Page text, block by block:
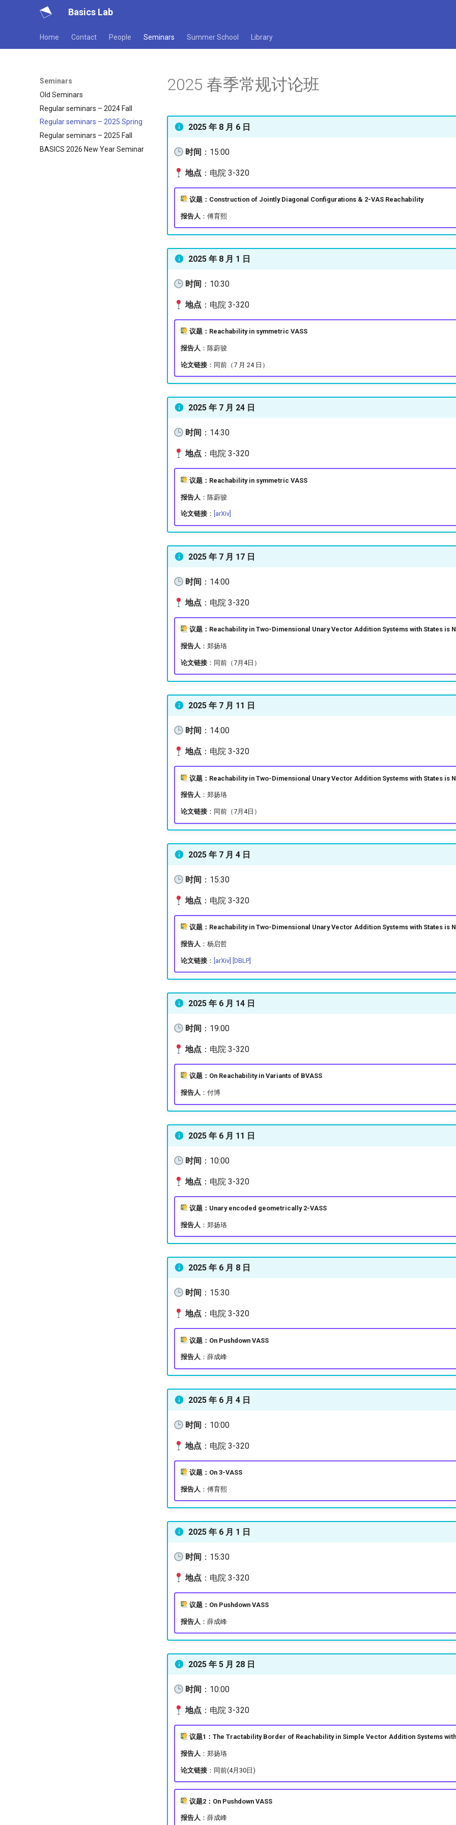
Basics Lab
Home Contact People Seminars Summer School Library
Seminars
Old Seminars
Regular seminars – 2024 Fall
Regular seminars – 2025 Spring
Regular seminars – 2025 Fall
BASICS 2026 New Year Seminar
2025 春季常规讨论班
2025 年 8 月 6 日
时间 ：15:00
地点 ：电院 3-320
议题：Construction of Jointly Diagonal Configurations & 2-VAS Reachability
报告人 ：傅育熙
2025 年 8 月 1 日
时间 ：10:30
地点 ：电院 3-320
议题：Reachability in symmetric VASS
报告人 ：陈蔚骏
论文链接 ：同前（7 月 24 日）
2025 年 7 月 24 日
时间 ：14:30
地点 ：电院 3-320
议题：Reachability in symmetric VASS
报告人 ：陈蔚骏
论文链接 ： [arXiv]
2025 年 7 月 17 日
时间 ：14:00
地点 ：电院 3-320
议题：Reachability in Two-Dimensional Unary Vector Addition Systems with States is
报告人 ：郑扬珞
论文链接 ：同前（7月4日）
2025 年 7 月 11 日
时间 ：14:00
地点 ：电院 3-320
议题：Reachability in Two-Dimensional Unary Vector Addition Systems with States is
报告人 ：郑扬珞
论文链接 ：同前（7月4日）
2025 年 7 月 4 日
时间 ：15:30
地点 ：电院 3-320
议题：Reachability in Two-Dimensional Unary Vector Addition Systems with States is
报告人 ：杨启哲
论文链接 ： [arXiv] [DBLP]
2025 年 6 月 14 日
时间 ：19:00
地点 ：电院 3-320
议题：On Reachability in Variants of BVASS
报告人 ：付博
2025 年 6 月 11 日
时间 ：10:00
地点 ：电院 3-320
议题：Unary encoded geometrically 2-VASS
报告人 ：郑扬珞
2025 年 6 月 8 日
时间 ：15:30
地点 ：电院 3-320
议题：On Pushdown VASS
报告人 ：薛成峰
2025 年 6 月 4 日
时间 ：10:00
地点 ：电院 3-320
议题：On 3-VASS
报告人 ：傅育熙
2025 年 6 月 1 日
时间 ：15:30
地点 ：电院 3-320
议题：On Pushdown VASS
报告人 ：薛成峰
2025 年 5 月 28 日
时间 ：10:00
地点 ：电院 3-320
议题1：The Tractability Border of Reachability in Simple Vector Addition Systems
报告人 ：郑扬珞
论文链接 ：同前(4月30日)
议题2：On Pushdown VASS
报告人 ：薛成峰